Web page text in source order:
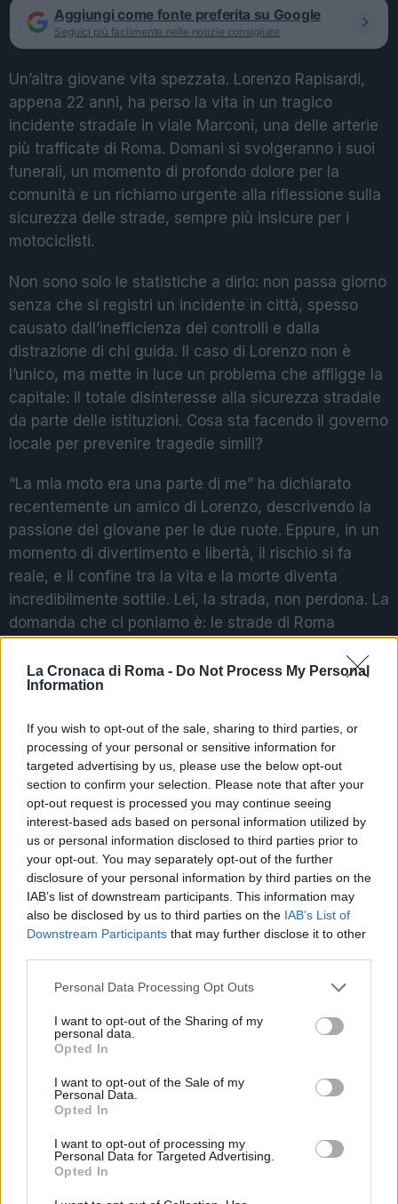
La Cronaca di Roma - Do Not Process My Personal
Information
If you wish to opt-out of the sale, sharing to third parties, or
processing of your personal or sensitive information for
targeted advertising by us, please use the below opt-out
section to confirm your selection. Please note that after your
opt-out request is processed you may continue seeing
interest-based ads based on personal information utilized by
us or personal information disclosed to third parties prior to
your opt-out. You may separately opt-out of the further
disclosure of your personal information by third parties on the
IAB’s list of downstream participants. This information may
also be disclosed by us to third parties on the IAB’s List of
Downstream Participants that may further disclose it to other
Please note that this website/app uses one or more Google
not limited to your visit or usage behaviour. You may click to
grant or deny consent to Google and its third-party tags to
use your data for below specified purposes in below Google
consent section.
Personal Data Processing Opt Outs
I want to opt-out of the Sharing of my
personal data.
Opted In
I want to opt-out of the Sale of my
Personal Data.
Opted In
I want to opt-out of processing my
Personal Data for Targeted Advertising.
Opted In
Aggiungi come fonte preferita su Google
Seguici più facilmente nelle notizie consigliate
Un’altra giovane vita spezzata. Lorenzo Rapisardi,
appena 22 anni, ha perso la vita in un tragico
incidente stradale in viale Marconi, una delle arterie
più trafficate di Roma. Domani si svolgeranno i suoi
funerali, un momento di profondo dolore per la
comunità e un richiamo urgente alla riflessione sulla
sicurezza delle strade, sempre più insicure per i
motociclisti.
Non sono solo le statistiche a dirlo: non passa giorno
senza che si registri un incidente in città, spesso
causato dall’inefficienza dei controlli e dalla
distrazione di chi guida. Il caso di Lorenzo non è
l’unico, ma mette in luce un problema che affligge la
capitale: il totale disinteresse alla sicurezza stradale
da parte delle istituzioni. Cosa sta facendo il governo
locale per prevenire tragedie simili?
“La mia moto era una parte di me” ha dichiarato
recentemente un amico di Lorenzo, descrivendo la
passione del giovane per le due ruote. Eppure, in un
momento di divertimento e libertà, il rischio si fa
reale, e il confine tra la vita e la morte diventa
incredibilmente sottile. Lei, la strada, non perdona. La
domanda che ci poniamo è: le strade di Roma
giovani motociclisti?
POTREBBE INTERESSARTI
Roma sotto attacco: la
‘ndrangheta e il suo primo
‘locale’
4 mesi fa
Dolori alla spalla e rimedi, le
protesi diventano sempre più
custom made
2 anni fa
Questo ennesimo dramma non può passare
inosservato. È ora di chiedere a gran voce un
essere in gioco, ma di tante altre promesse giovanili.
Perché, a volte, il motore non è l’unico a dover
serio e strutturato per garantire la sicurezza di chi
sceglie di viaggiare in moto. Non è la prima volta
che ci troviamo ad affrontare simili lutti, e non
possiamo rimanere in silenzio.